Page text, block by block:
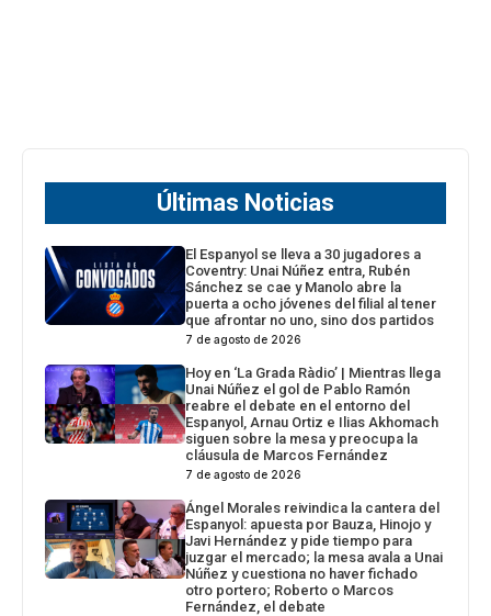
Últimas Noticias
El Espanyol se lleva a 30 jugadores a
Coventry: Unai Núñez entra, Rubén
Sánchez se cae y Manolo abre la
puerta a ocho jóvenes del filial al tener
que afrontar no uno, sino dos partidos
7 de agosto de 2026
Hoy en ‘La Grada Ràdio’ | Mientras llega
Unai Núñez el gol de Pablo Ramón
reabre el debate en el entorno del
Espanyol, Arnau Ortiz e Ilias Akhomach
siguen sobre la mesa y preocupa la
cláusula de Marcos Fernández
7 de agosto de 2026
Ángel Morales reivindica la cantera del
Espanyol: apuesta por Bauza, Hinojo y
Javi Hernández y pide tiempo para
juzgar el mercado; la mesa avala a Unai
Núñez y cuestiona no haver fichado
otro portero; Roberto o Marcos
Fernández, el debate